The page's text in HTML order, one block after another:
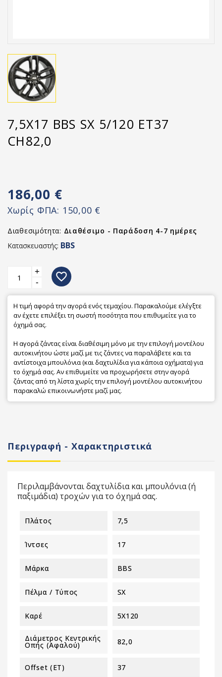
7,5X17 BBS SX 5/120 ET37
CH82,0
186,00 €
Χωρίς ΦΠΑ: 150,00 €
Διαθεσιμότητα: Διαθέσιμο - Παράδοση 4-7 ημέρες
Κατασκευαστής: BBS
+
-
favorite_border
Η τιμή αφορά την αγορά ενός τεμαχίου. Παρακαλούμε ελέγξτε
αν έχετε επιλέξει τη σωστή ποσότητα που επιθυμείτε για το
όχημά σας.
Η αγορά ζάντας είναι διαθέσιμη μόνο με την επιλογή μοντέλου
αυτοκινήτου ώστε μαζί με τις ζάντες να παραλάβετε και τα
αντίστοιχα μπουλόνια (και δαχτυλίδια για κάποια οχήματα) για
το όχημά σας. Αν επιθυμείτε να προχωρήσετε στην αγορά
ζάντας από τη λίστα χωρίς την επιλογή μοντέλου αυτοκινήτου
παρακαλώ επικοινωνήστε μαζί μας.
Περιγραφή - Χαρακτηριστικά
Περιλαμβάνονται δαχτυλίδια και μπουλόνια (ή
παξιμάδια) τροχών για το όχημά σας.
Πλάτος 7,5
Ίντσες 17
Μάρκα BBS
Πέλμα / Τύπος SX
Καρέ 5X120
Διάμετρος Κεντρικής
Οπής (αφαλού) 82,0
Offset (ET) 37